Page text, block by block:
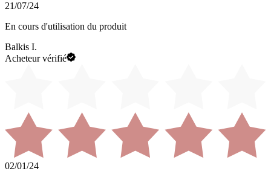
21/07/24
En cours d'utilisation du produit
Balkis I.
Acheteur vérifié
02/01/24